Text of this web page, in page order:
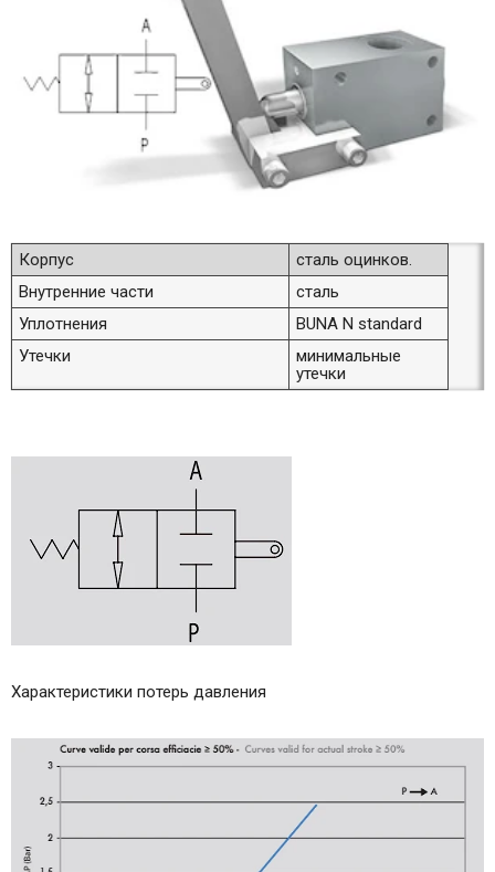
Корпус
сталь оцинков.
Внутренние части
сталь
Уплотнения
BUNA N standard
Утечки
минимальные
утечки
Характеристики потерь давления